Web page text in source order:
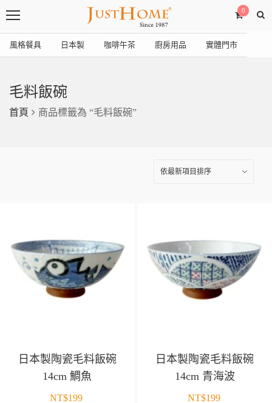
0
風格餐具 日本製 咖啡午茶 廚房用品 實體門市
毛料飯碗
首頁 商品標籤為 “毛料飯碗”
日本製陶瓷毛料飯碗
14cm 鯛魚
NT$199
日本製陶瓷毛料飯碗
14cm 青海波
NT$199